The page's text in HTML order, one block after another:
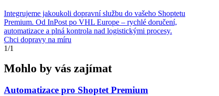
Integrujeme jakoukoli dopravní službu do vašeho Shoptetu
Premium. Od InPost po VHL Europe – rychlé doručení,
automatizace a plná kontrola nad logistickými procesy.
Chci dopravy na míru
1/1
Mohlo by vás zajímat
Automatizace pro Shoptet Premium